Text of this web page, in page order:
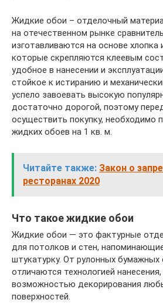
Жидкие обои – отделочный
на отечественном рынке
изготавливаются на основе
которые скрепляются клеевым
удобное в нанесении и
стойкое к истиранию и
успело завоевать высокую
достаточно дорогой, поэтому
осуществить покупку, необходимо
жидких обоев на 1 кв. м.
Читайте также: Закон о
ресторанах 2020
Что такое жидкие обои
Жидкие обои — это фактурные
для потолков и стен,
штукатурку. От рулонных бумажных
отличаются технологией
возможностью декорирования
поверхностей.